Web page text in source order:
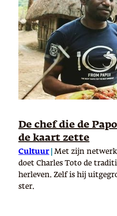
De chef die de
de kaart zette
Cultuur
Met zijn netwerk
doet Charles Toto de
herleven. Zelf is hij
ster.